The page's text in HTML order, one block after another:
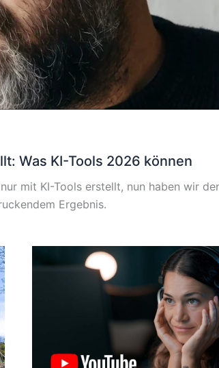
Was KI-Tools 2026 können
mit KI-Tools erstellt, nun haben wir
Ergebnis.